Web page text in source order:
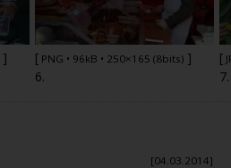
]
[ PNG • 96kB • 250×165 (8bits) ]
6.
[
7.
[04.03.2014]